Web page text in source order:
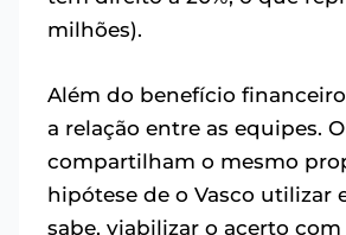
milhões).
Além do benefício
a relação entre as equipes.
compartilham o mesmo
hipótese de o Vasco utilizar
sabe, viabilizar o acerto